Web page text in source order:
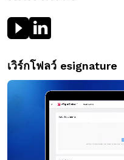
เวิร์กโฟลว์ esignature